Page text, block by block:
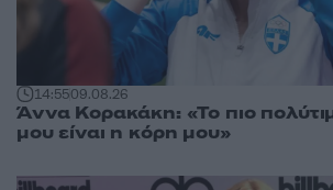
14:5509.08.26
Άννα Κορακάκη: «Το πιο
μου είναι η κόρη μου»